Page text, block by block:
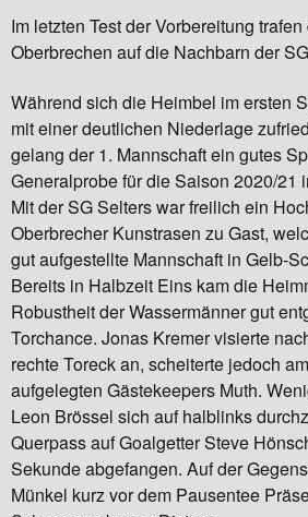
Im letzten Test der Vorbereitung
Oberbrechen auf die Nachbarn der
Während sich die Heimbel im ersten
mit einer deutlichen Niederlage
gelang der 1. Mannschaft ein gutes
Generalprobe für die Saison 2020/21
Mit der SG Selters war freilich ein
Oberbrecher Kunstrasen zu Gast,
gut aufgestellte Mannschaft in Gelb-
Bereits in Halbzeit Eins kam die
Robustheit der Wassermänner gut
Torchance. Jonas Kremer visierte
rechte Toreck an, scheiterte jedoch
aufgelegten Gästekeepers Muth.
Leon Brössel sich auf halblinks
Querpass auf Goalgetter Steve
Sekunde abgefangen. Auf der
Münkel kurz vor dem Pausentee